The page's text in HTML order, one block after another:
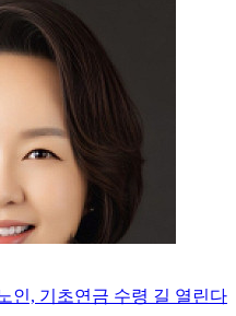
인, 기초연금 수령 길 열린다